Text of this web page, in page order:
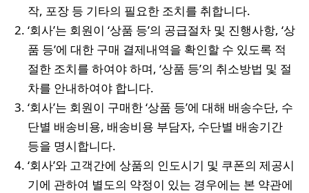
작, 포장 등 기타의 필요한 조치를 취합니다.
‘회사’는 회원이 ‘상품 등’의 공급절차 및 진행사항, ‘상
품 등’에 대한 구매 결제내역을 확인할 수 있도록 적
절한 조치를 하여야 하며, ‘상품 등’의 취소방법 및 절
차를 안내하여야 합니다.
‘회사’는 회원이 구매한 ‘상품 등’에 대해 배송수단, 수
단별 배송비용, 배송비용 부담자, 수단별 배송기간
등을 명시합니다.
‘회사’와 고객간에 상품의 인도시기 및 쿠폰의 제공시
기에 관하여 별도의 약정이 있는 경우에는 본 약관에